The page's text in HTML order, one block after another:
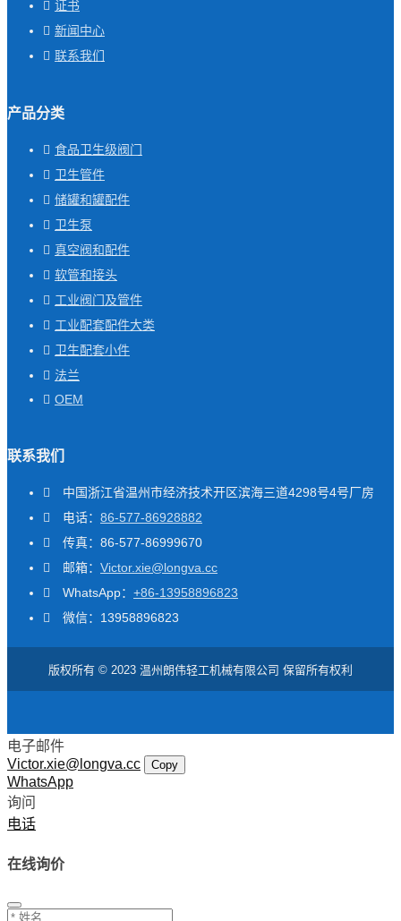
证书
新闻中心
联系我们
产品分类
食品卫生级阀门
卫生管件
储罐和罐配件
卫生泵
真空阀和配件
软管和接头
工业阀门及管件
工业配套配件大类
卫生配套小件
法兰
OEM
联系我们
中国浙江省温州市经济技术开区滨海三道4298号4号厂房
电话： 86-577-86928882
传真：86-577-86999670
邮箱： Victor.xie@longva.cc
WhatsApp： +86-13958896823
微信：13958896823
版权所有 © 2023 温州朗伟轻工机械有限公司 保留所有权利
电子邮件
Victor.xie@longva.cc
Copy
WhatsApp
询问
电话
在线询价